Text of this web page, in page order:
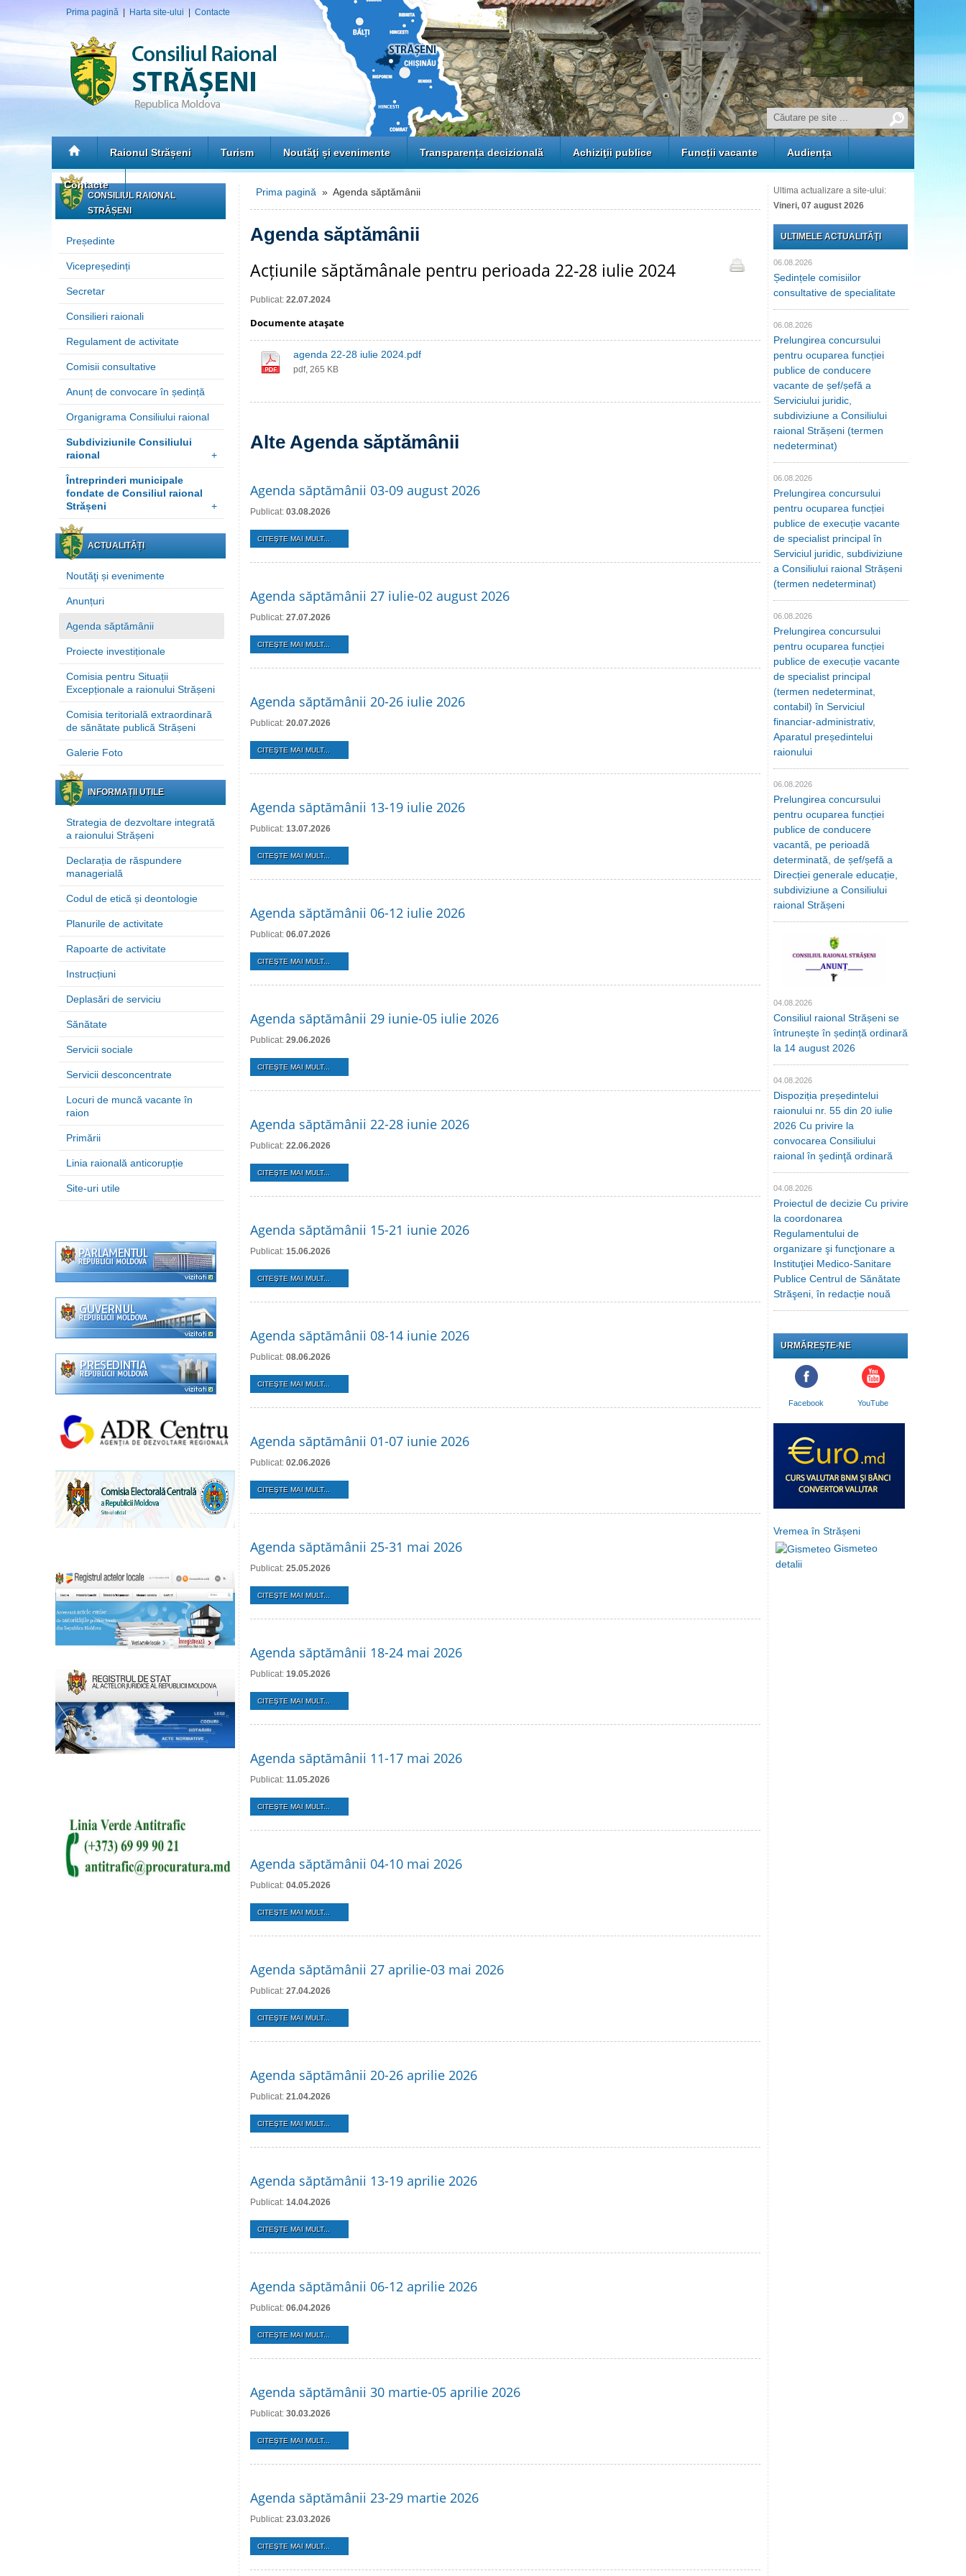
Prima pagină Harta site-ului Contacte
Raionul Strășeni Turism Noutăţi și evenimente Transparența decizională Achiziţii publice Funcții vacante Audiența
Contacte
CONSILIUL RAIONAL
STRĂȘENI
Președinte
Vicepreședinți
Secretar
Consilieri raionali
Regulament de activitate
Comisii consultative
Anunț de convocare în ședință
Organigrama Consiliului raional
Subdiviziunile Consiliului
raional
+
Întreprinderi municipale
fondate de Consiliul raional
Strășeni
+
ACTUALITĂȚI
Noutăţi și evenimente
Anunțuri
Agenda săptămânii
Proiecte investiționale
Comisia pentru Situații
Excepționale a raionului Strășeni
Comisia teritorială extraordinară
de sănătate publică Strășeni
Galerie Foto
INFORMAȚII UTILE
Strategia de dezvoltare integrată
a raionului Strășeni
Declarația de răspundere
managerială
Codul de etică și deontologie
Planurile de activitate
Rapoarte de activitate
Instrucțiuni
Deplasări de serviciu
Sănătate
Servicii sociale
Servicii desconcentrate
Locuri de muncă vacante în
raion
Primării
Linia raională anticorupție
Site-uri utile
Prima pagină » Agenda săptămânii
Agenda săptămânii
Acțiunile săptămânale pentru perioada 22-28 iulie 2024
Publicat: 22.07.2024
Documente ataşate
agenda 22-28 iulie 2024.pdf
pdf, 265 KB
Alte Agenda săptămânii
Agenda săptămânii 03-09 august 2026
Publicat: 03.08.2026
CITEŞTE MAI MULT...
Agenda săptămânii 27 iulie-02 august 2026
Publicat: 27.07.2026
CITEŞTE MAI MULT...
Agenda săptămânii 20-26 iulie 2026
Publicat: 20.07.2026
CITEŞTE MAI MULT...
Agenda săptămânii 13-19 iulie 2026
Publicat: 13.07.2026
CITEŞTE MAI MULT...
Agenda săptămânii 06-12 iulie 2026
Publicat: 06.07.2026
CITEŞTE MAI MULT...
Agenda săptămânii 29 iunie-05 iulie 2026
Publicat: 29.06.2026
CITEŞTE MAI MULT...
Agenda săptămânii 22-28 iunie 2026
Publicat: 22.06.2026
CITEŞTE MAI MULT...
Agenda săptămânii 15-21 iunie 2026
Publicat: 15.06.2026
CITEŞTE MAI MULT...
Agenda săptămânii 08-14 iunie 2026
Publicat: 08.06.2026
CITEŞTE MAI MULT...
Agenda săptămânii 01-07 iunie 2026
Publicat: 02.06.2026
CITEŞTE MAI MULT...
Agenda săptămânii 25-31 mai 2026
Publicat: 25.05.2026
CITEŞTE MAI MULT...
Agenda săptămânii 18-24 mai 2026
Publicat: 19.05.2026
CITEŞTE MAI MULT...
Agenda săptămânii 11-17 mai 2026
Publicat: 11.05.2026
CITEŞTE MAI MULT...
Agenda săptămânii 04-10 mai 2026
Publicat: 04.05.2026
CITEŞTE MAI MULT...
Agenda săptămânii 27 aprilie-03 mai 2026
Publicat: 27.04.2026
CITEŞTE MAI MULT...
Agenda săptămânii 20-26 aprilie 2026
Publicat: 21.04.2026
CITEŞTE MAI MULT...
Agenda săptămânii 13-19 aprilie 2026
Publicat: 14.04.2026
CITEŞTE MAI MULT...
Agenda săptămânii 06-12 aprilie 2026
Publicat: 06.04.2026
CITEŞTE MAI MULT...
Agenda săptămânii 30 martie-05 aprilie 2026
Publicat: 30.03.2026
CITEŞTE MAI MULT...
Agenda săptămânii 23-29 martie 2026
Publicat: 23.03.2026
CITEŞTE MAI MULT...
Ultima actualizare a site-ului:
Vineri, 07 august 2026
ULTIMELE ACTUALITĂŢI
06.08.2026
Ședințele comisiilor
consultative de specialitate
06.08.2026
Prelungirea concursului
pentru ocuparea funcției
publice de conducere
vacante de șef/șefă a
Serviciului juridic,
subdiviziune a Consiliului
raional Strășeni (termen
nedeterminat)
06.08.2026
Prelungirea concursului
pentru ocuparea funcției
publice de execuție vacante
de specialist principal în
Serviciul juridic, subdiviziune
a Consiliului raional Strășeni
(termen nedeterminat)
06.08.2026
Prelungirea concursului
pentru ocuparea funcției
publice de execuție vacante
de specialist principal
(termen nedeterminat,
contabil) în Serviciul
financiar-administrativ,
Aparatul președintelui
raionului
06.08.2026
Prelungirea concursului
pentru ocuparea funcției
publice de conducere
vacantă, pe perioadă
determinată, de șef/șefă a
Direcției generale educație,
subdiviziune a Consiliului
raional Strășeni
04.08.2026
Consiliul raional Strășeni se
întrunește în ședință ordinară
la 14 august 2026
04.08.2026
Dispoziția președintelui
raionului nr. 55 din 20 iulie
2026 Cu privire la
convocarea Consiliului
raional în şedinţă ordinară
04.08.2026
Proiectul de decizie Cu privire
la coordonarea
Regulamentului de
organizare şi funcţionare a
Instituţiei Medico-Sanitare
Publice Centrul de Sănătate
Străşeni, în redacție nouă
URMĂREȘTE-NE
Facebook YouTube
Vremea în Strășeni
Gismeteo
detalii